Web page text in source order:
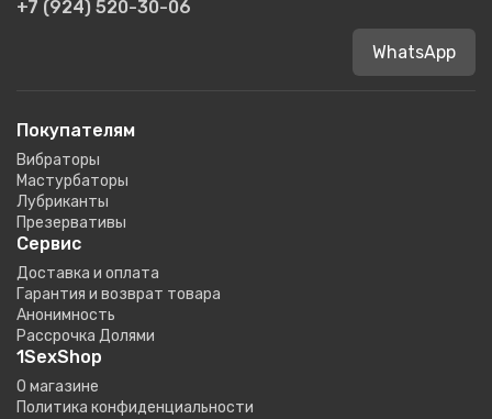
+7 (924) 520-30-06
WhatsApp
Покупателям
Вибраторы
Мастурбаторы
Лубриканты
Презервативы
Сервис
Доставка и оплата
Гарантия и возврат товара
Анонимность
Рассрочка Долями
1SexShop
О магазине
Политика конфиденциальности